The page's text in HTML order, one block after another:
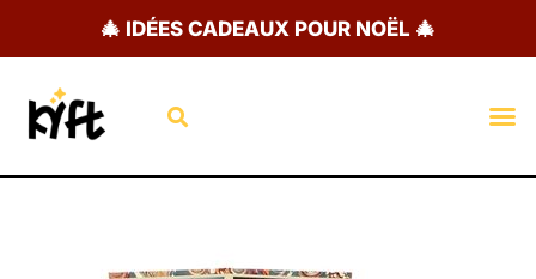
🎄 IDÉES CADEAUX POUR NOËL 🎄
Rechercher